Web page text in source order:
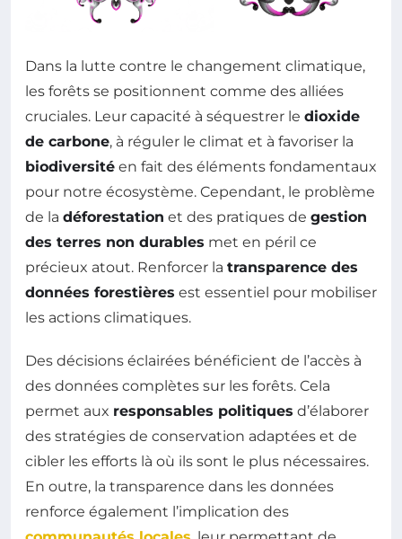
Dans la lutte contre le changement climatique,
les forêts se positionnent comme des alliées
cruciales. Leur capacité à séquestrer le dioxide
de carbone, à réguler le climat et à favoriser la
biodiversité en fait des éléments fondamentaux
pour notre écosystème. Cependant, le problème
de la déforestation et des pratiques de gestion
des terres non durables met en péril ce
précieux atout. Renforcer la transparence des
données forestières est essentiel pour mobiliser
les actions climatiques.
Des décisions éclairées bénéficient de l’accès à
des données complètes sur les forêts. Cela
permet aux responsables politiques d’élaborer
des stratégies de conservation adaptées et de
cibler les efforts là où ils sont le plus nécessaires.
En outre, la transparence dans les données
renforce également l’implication des